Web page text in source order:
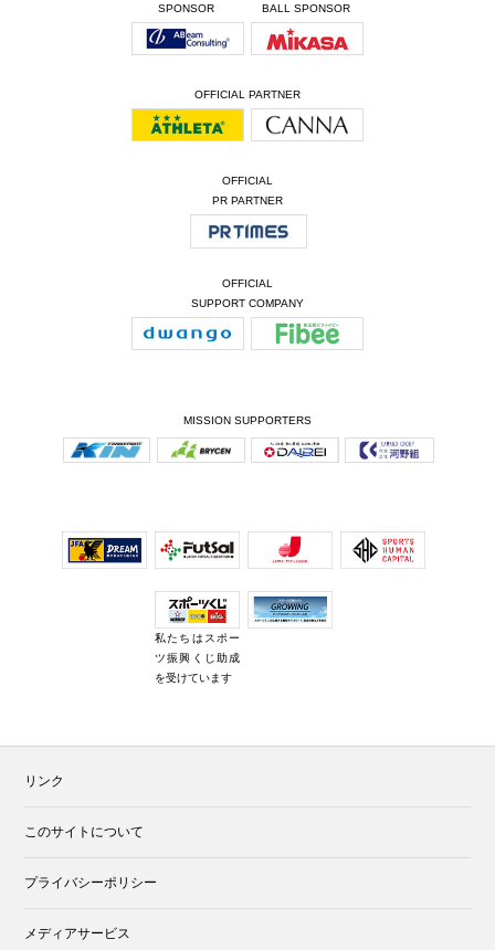
SPONSOR
BALL SPONSOR
OFFICIAL PARTNER
OFFICIAL
PR PARTNER
OFFICIAL
SUPPORT COMPANY
MISSION SUPPORTERS
私たちはスポー
ツ振興くじ助成
を受けています
リンク
このサイトについて
プライバシーポリシー
メディアサービス